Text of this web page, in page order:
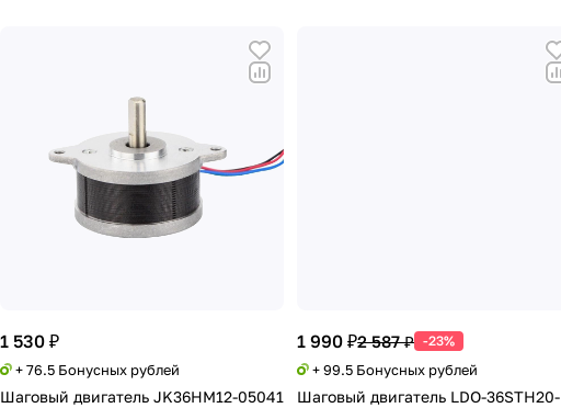
1 530 ₽
+ 76.5 Бонусных рублей
Шаговый двигатель JK36HM12-05041
1 990 ₽2 587 ₽ -23%
+ 99.5 Бонусных рублей
Шаговый двигатель LDO-36STH20-